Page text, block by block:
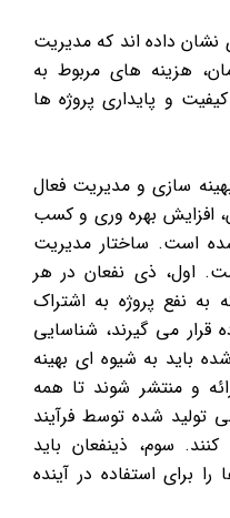
داده اند که مدیریت
هزینه های مربوط به
و پایداری پروژه ها
سازی و مدیریت فعال
افزایش بهره وری و کسب
است. ساختار مدیریت
اول، ذی نفعان در هر
به نفع پروژه به اشتراک
قرار می گیرند، شناسایی
باید به شیوه ای بهینه
و منتشر شوند تا همه
تولید شده توسط فرآیند
سوم، ذینفعان باید
برای استفاده در آینده